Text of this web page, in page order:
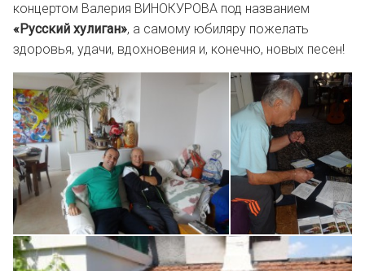
концертом Валерия ВИНОКУРОВА под названием
«Русский хулиган», а самому юбиляру пожелать
здоровья, удачи, вдохновения и, конечно, новых песен!